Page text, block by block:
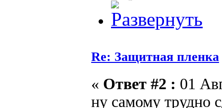
Re: Защитная пленка
« Ответ #2 : 01
ну самому трудно